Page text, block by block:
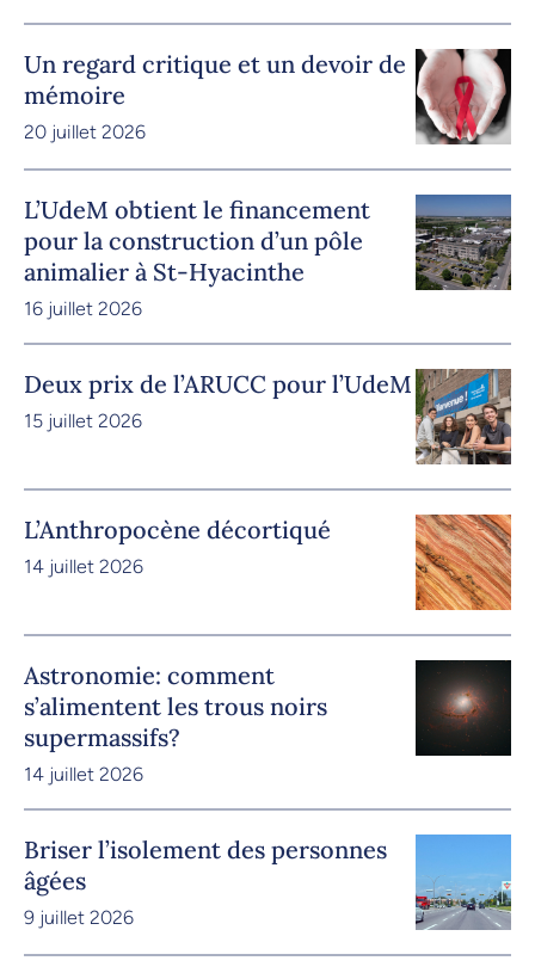
Un regard critique et un devoir de
mémoire
20 juillet 2026
L’UdeM obtient le financement
pour la construction d’un pôle
animalier à St-Hyacinthe
16 juillet 2026
Deux prix de l’ARUCC pour l’UdeM
15 juillet 2026
L’Anthropocène décortiqué
14 juillet 2026
Astronomie: comment
s’alimentent les trous noirs
supermassifs?
14 juillet 2026
Briser l’isolement des personnes
âgées
9 juillet 2026